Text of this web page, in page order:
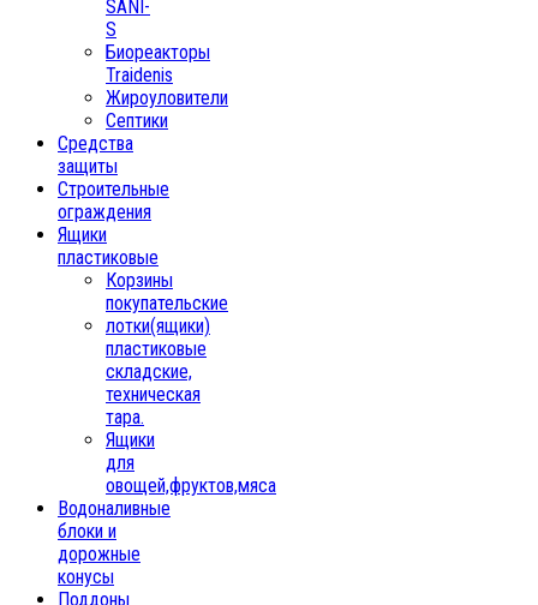
SANI-
S
Биореакторы
Traidenis
Жироуловители
Септики
Средства
защиты
Строительные
ограждения
Ящики
пластиковые
Корзины
покупательские
лотки(ящики)
пластиковые
складские,
техническая
тара.
Ящики
для
овощей,фруктов,мяса
Водоналивные
блоки и
дорожные
конусы
Поддоны